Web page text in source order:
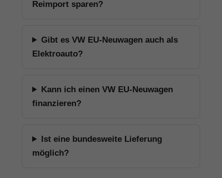
Reimport sparen?
Gibt es VW EU-Neuwagen auch als
Elektroauto?
Kann ich einen VW EU-Neuwagen
finanzieren?
Ist eine bundesweite Lieferung
möglich?